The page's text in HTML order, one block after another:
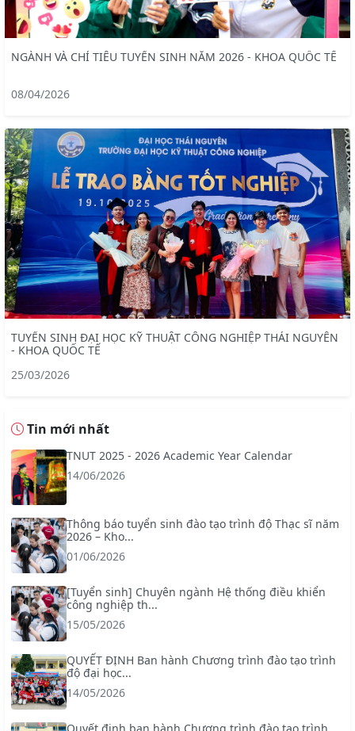
NGÀNH VÀ CHỈ TIÊU TUYỂN SINH NĂM 2026 - KHOA QUỐC TẾ
08/04/2026
TUYỂN SINH ĐẠI HỌC KỸ THUẬT CÔNG NGHIỆP THÁI NGUYÊN
- KHOA QUỐC TẾ
25/03/2026
Tin mới nhất
TNUT 2025 - 2026 Academic Year Calendar
14/06/2026
Thông báo tuyển sinh đào tạo trình độ Thạc sĩ năm
2026 – Kho...
01/06/2026
[Tuyển sinh] Chuyên ngành Hệ thống điều khiển
công nghiệp th...
15/05/2026
QUYẾT ĐỊNH Ban hành Chương trình đào tạo trình
độ đại học...
14/05/2026
Quyết định ban hành Chương trình đào tạo trình